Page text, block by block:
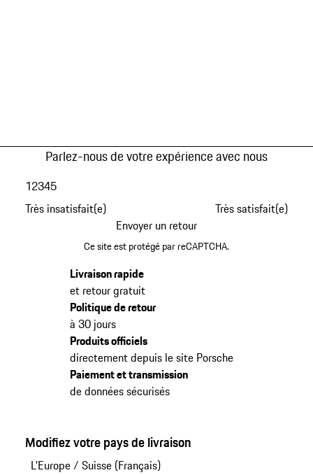
Parlez-nous de votre expérience avec nous
Très insatisfait(e)
12345
Très satisfait(e)
Envoyer un retour
Ce site est protégé par reCAPTCHA.
Livraison rapide
et retour gratuit
Politique de retour
à 30 jours
Produits officiels
directement depuis le site Porsche
Paiement et transmission
de données sécurisés
Modifiez votre pays de livraison
L'Europe/ Suisse (Français)